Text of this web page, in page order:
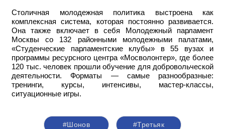
Столичная молодежная политика выстроена как
комплексная система, которая постоянно развивается.
Она также включает в себя Молодежный парламент
Москвы со 132 районными молодежными палатами,
«Студенческие парламентские клубы» в 55 вузах и
программы ресурсного центра «Мосволонтер», где более
120 тыс. человек прошли обучение для добровольческой
деятельности. Форматы — самые разнообразные:
тренинги, курсы, интенсивы, мастер-классы,
ситуационные игры.
#Шонов #Третьяк